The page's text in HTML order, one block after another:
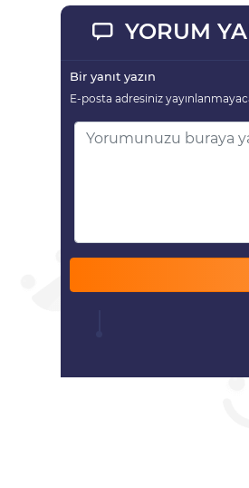
YORUM
Bir yanıt yazın
E-posta adresiniz